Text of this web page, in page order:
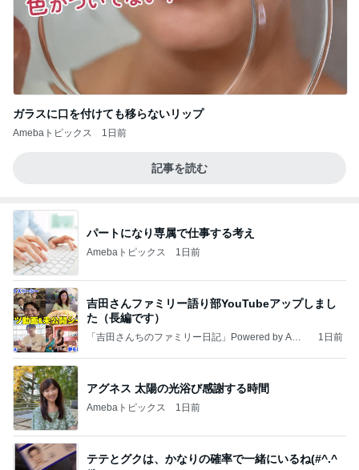
ガラスに口を付けても移らないリップ
Amebaトピックス 1日前
記事を読む
パートになり専属で仕事する考え
Amebaトピックス 1日前
吉田さんファミリー語り部YouTubeアップしまし
た（長編です）
「吉田さんちのファミリー日記」Powered by Ame
1日前
アグネス 太陽の光浴び感謝する時間
Amebaトピックス 1日前
テテとグクは、かなりの確率で一緒にいるね(#^.^